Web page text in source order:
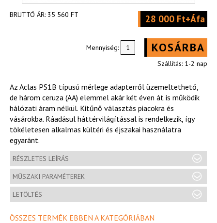
BRUTTÓ ÁR: 35 560 FT 28 000 Ft+Áfa
Mennyiség: KOSÁRBA
Szállítás: 1-2 nap
Az Aclas PS1B típusú mérlege adapterről üzemeltethető,
de három ceruza (AA) elemmel akár két éven át is működik
hálózati áram nélkül. Kitűnő választás piacokra és
vásárokba. Ráadásul háttérvilágítással is rendelkezik, így
tökéletesen alkalmas kültéri és éjszakai használatra
egyaránt.
RÉSZLETES LEÍRÁS
MŰSZAKI PARAMÉTEREK
LETÖLTÉS
ÖSSZES TERMÉK EBBEN A KATEGÓRIÁBAN